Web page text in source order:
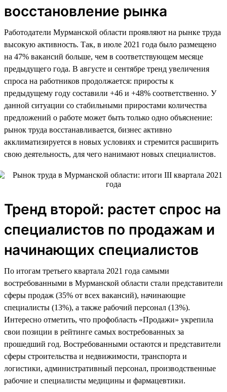
восстановление рынка
Работодатели Мурманской области проявляют на рынке труда
высокую активность. Так, в июле 2021 года было размещено
на 47% вакансий больше, чем в соответствующем месяце
предыдущего года. В августе и сентябре тренд увеличения
спроса на работников продолжается: приросты к
предыдущему году составили +46 и +48% соответственно. У
данной ситуации со стабильными приростами количества
предложений о работе может быть только одно объяснение:
рынок труда восстанавливается, бизнес активно
акклиматизируется в новых условиях и стремится расширить
свою деятельность, для чего нанимают новых специалистов.
Тренд второй: растет спрос на
специалистов по продажам и
начинающих специалистов
По итогам третьего квартала 2021 года самыми
востребованными в Мурманской области стали представители
сферы продаж (35% от всех вакансий), начинающие
специалисты (13%), а также рабочий персонал (13%).
Интересно отметить, что профобласть «Продажи» укрепила
свои позиции в рейтинге самых востребованных за
прошедший год. Востребованными остаются и представители
сферы строительства и недвижимости, транспорта и
логистики, административный персонал, производственные
рабочие и специалисты медицины и фармацевтики.